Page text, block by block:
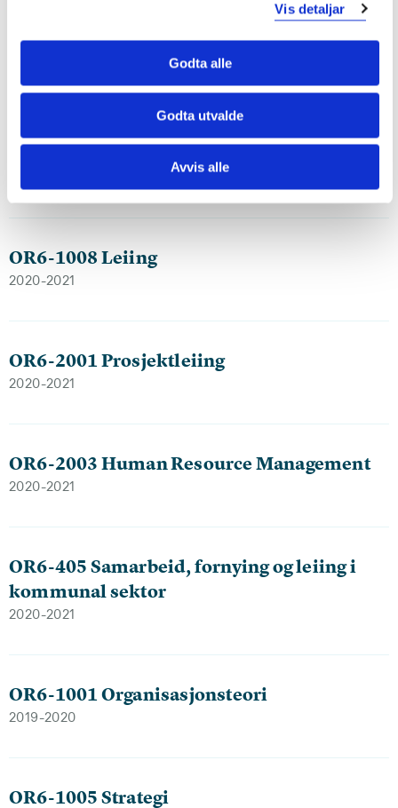
Vis detaljar
Godta alle
Godta utvalde
Avvis alle
OR6-2000 Entreprenørskap og innovasjon
kommunal sektor
OR6-1008 Leiing
2020-2021
OR6-2001 Prosjektleiing
2020-2021
OR6-2003 Human Resource Management
2020-2021
OR6-405 Samarbeid, fornying og leiing i
kommunal sektor
2020-2021
OR6-1001 Organisasjonsteori
2019-2020
OR6-1005 Strategi